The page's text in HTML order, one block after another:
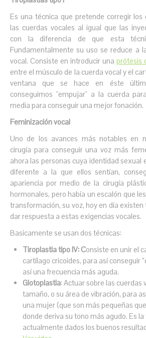
Es una técnica que pretende corregir
las cuerdas vocales al igual que las
con la diferencia de que esta
Fundamentalmente su uso se reduce a
vocal. Consiste en introducir una prótesis
entre el músculo de la cuerda vocal y el
ventana que se hace en éste
conseguimos "empujar" a la cuerda
media para conseguir una mejor fonación.
Feminización vocal
Uno de los avances más notables en
cirugía para conseguir una voz más
ahora las personas cuya identidad sexual
diferente a la que ellos sentían,
apariencia por medio de la cirugía
hormonales, pero había un escalón que
transformación, su voz, hoy en día
dar respuesta a estas exigencias vocales.
Basicamente se usan dos técnicas:
Tiroplastia tipo IV: Consiste en unir el
cartílago cricoides, para así conseguir
así una frecuencia más aguda.
Glotoplastia: Actuar sobre las cuerdas
tamaño, o su área de vibración, para
una mujer (que son más pequeñas
donde deriva su tono más agudo. Es
actualmente dados los buenos